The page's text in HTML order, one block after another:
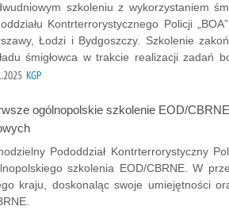
szkoleniu z wykorzystaniem
Kontrterrorystycznego Policji
Łodzi i Bydgoszczy. Szkolenie
śmigłowca w trakcie realizacji zadań
KGP
ogólnopolskie szkolenie EOD/
Pododdział Kontrterrorystyczny
szkolenia EOD/CBRNE. W
kraju, doskonaląc swoje umiejętności